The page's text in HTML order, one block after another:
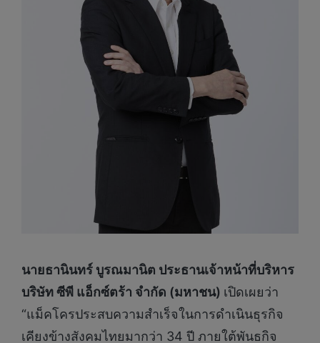
นายธานินทร์ บูรณมานิต ประธานเจ้าหน้าที่บริหาร
บริษัท ซีพี แอ็กซ์ตร้า จำกัด (มหาชน) เปิดเผยว่า
“แม็คโครประสบความสำเร็จในการดำเนินธุรกิจ
เคียงข้างสังคมไทยมากว่า 34 ปี ภายใต้พันธกิจ